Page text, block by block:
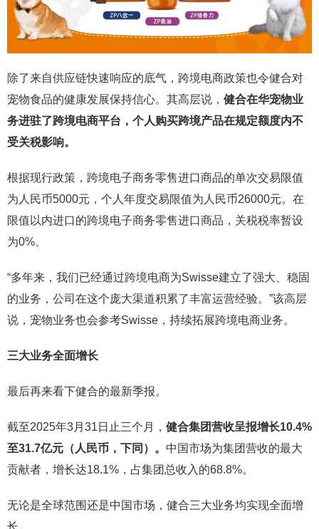
除了来自供应链快速响应的底气，跨境电商政策也令健合对
宠物食品的健康发展保持信心。其高层说， 健合在华宠物业
务进驻了跨境电商平台，个人购买跨境产品在规定额度内不
受关税影响。
根据现行政策，跨境电子商务零售进口商品的单次交易限值
为人民币5000元，个人年度交易限值为人民币26000元。在
限值以内进口的跨境电子商务零售进口商品，关税税率暂设
为0%。
“多年来，我们已经通过跨境电商为Swisse建立了强大、稳固
的业务，公司在这个庞大渠道积累了丰富运营经验。”该高层
说，宠物业务也会参考Swisse，持续拓展跨境电商业务。
三大业务全面增长
最后再来看下健合的最新季报。
截至2025年3月31日止三个月， 健合集团营收呈报增长10.4%
至31.7亿元（人民币，下同）。 中国市场为集团营收的最大
贡献者，增长达18.1%，占集团总收入的68.8%。
无论是全球范围还是中国市场，健合三大业务均实现全面增
长。